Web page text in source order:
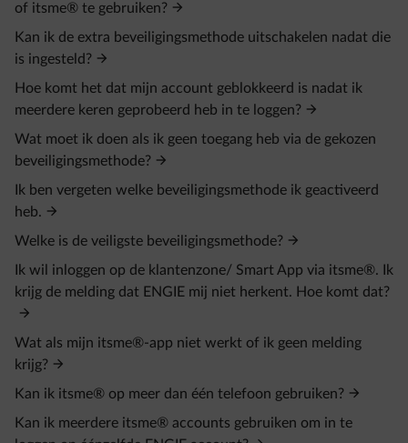
of itsme® te gebruiken?
Kan ik de extra beveiligingsmethode uitschakelen nadat die
is ingesteld?
Hoe komt het dat mijn account geblokkeerd is nadat ik
meerdere keren geprobeerd heb in te loggen?
Wat moet ik doen als ik geen toegang heb via de gekozen
beveiligingsmethode?
Ik ben vergeten welke beveiligingsmethode ik geactiveerd
heb.
Welke is de veiligste beveiligingsmethode?
Ik wil inloggen op de klantenzone/ Smart App via itsme®. Ik
krijg de melding dat ENGIE mij niet herkent. Hoe komt dat?
Wat als mijn itsme®-app niet werkt of ik geen melding
krijg?
Kan ik itsme® op meer dan één telefoon gebruiken?
Kan ik meerdere itsme® accounts gebruiken om in te